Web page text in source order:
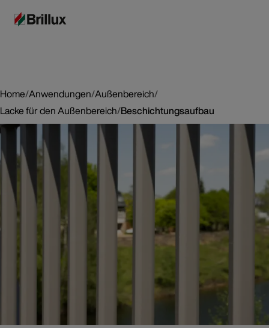
Home/Anwendungen/Außenbereich/
Lacke für den Außenbereich/Beschichtungsaufbau